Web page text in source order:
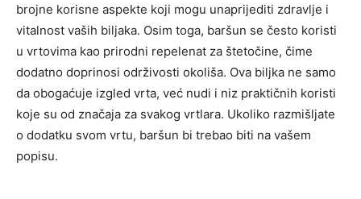
brojne korisne aspekte koji mogu unaprijediti zdravlje i
vitalnost vaših biljaka. Osim toga, baršun se često koristi
u vrtovima kao prirodni repelenat za štetočine, čime
dodatno doprinosi održivosti okoliša. Ova biljka ne samo
da obogaćuje izgled vrta, već nudi i niz praktičnih koristi
koje su od značaja za svakog vrtlara. Ukoliko razmišljate
o dodatku svom vrtu, baršun bi trebao biti na vašem
popisu.